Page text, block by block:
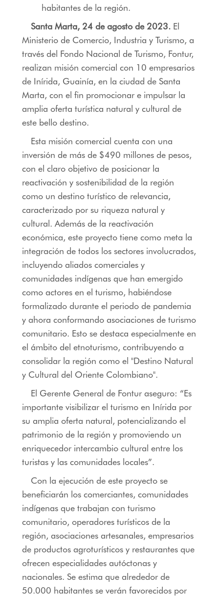
habitantes de la región.
Santa Marta, 24 de agosto de 2023. El
Ministerio de Comercio, Industria y Turismo, a
través del Fondo Nacional de Turismo, Fontur,
realizan misión comercial con 10 empresarios
de Inírida, Guainía, en la ciudad de Santa
Marta, con el fin promocionar e impulsar la
amplia oferta turística natural y cultural de
este bello destino.
Esta misión comercial cuenta con una
inversión de más de $490 millones de pesos,
con el claro objetivo de posicionar la
reactivación y sostenibilidad de la región
como un destino turístico de relevancia,
caracterizado por su riqueza natural y
cultural. Además de la reactivación
económica, este proyecto tiene como meta la
integración de todos los sectores involucrados,
incluyendo aliados comerciales y
comunidades indígenas que han emergido
como actores en el turismo, habiéndose
formalizado durante el periodo de pandemia
y ahora conformando asociaciones de turismo
comunitario. Esto se destaca especialmente en
el ámbito del etnoturismo, contribuyendo a
consolidar la región como el "Destino Natural
y Cultural del Oriente Colombiano".
El Gerente General de Fontur aseguro: “Es
importante visibilizar el turismo en Inírida por
su amplia oferta natural, potencializando el
patrimonio de la región y promoviendo un
enriquecedor intercambio cultural entre los
turistas y las comunidades locales”.
Con la ejecución de este proyecto se
beneficiarán los comerciantes, comunidades
indígenas que trabajan con turismo
comunitario, operadores turísticos de la
región, asociaciones artesanales, empresarios
de productos agroturísticos y restaurantes que
ofrecen especialidades autóctonas y
nacionales. Se estima que alrededor de
50.000 habitantes se verán favorecidos por